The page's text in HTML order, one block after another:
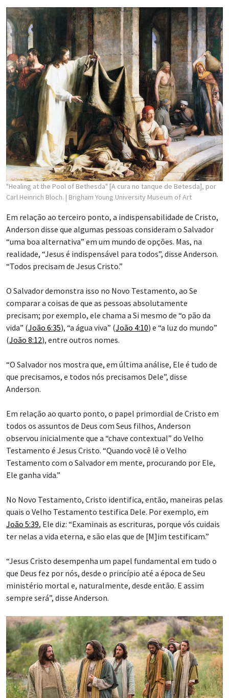
"Healing at the Pool of Bethesda" [A cura no tanque de Betesda], por
Carl Heinrich Bloch. | Brigham Young University Museum of Art
Em relação ao terceiro ponto, a indispensabilidade de Cristo,
Anderson disse que algumas pessoas consideram o Salvador
“uma boa alternativa” em um mundo de opções. Mas, na
realidade, “Jesus é indispensável para todos”, disse Anderson.
“Todos precisam de Jesus Cristo.”
O Salvador demonstra isso no Novo Testamento, ao Se
comparar a coisas de que as pessoas absolutamente
precisam; por exemplo, ele chama a Si mesmo de “o pão da
vida” (João 6:35), “a água viva” (João 4:10) e “a luz do mundo”
(João 8:12), entre outros nomes.
“O Salvador nos mostra que, em última análise, Ele é tudo de
que precisamos, e todos nós precisamos Dele”, disse
Anderson.
Em relação ao quarto ponto, o papel primordial de Cristo em
todos os assuntos de Deus com Seus filhos, Anderson
observou inicialmente que a “chave contextual” do Velho
Testamento é Jesus Cristo. “Quando você lê o Velho
Testamento com o Salvador em mente, procurando por Ele,
Ele ganha vida.”
No Novo Testamento, Cristo identifica, então, maneiras pelas
quais o Velho Testamento testifica Dele. Por exemplo, em
João 5:39, Ele diz: “Examinais as escrituras, porque vós cuidais
ter nelas a vida eterna, e são elas que de [M]im testificam.”
“Jesus Cristo desempenha um papel fundamental em tudo o
que Deus fez por nós, desde o princípio até a época de Seu
ministério mortal e, naturalmente, desde então. E assim
sempre será”, disse Anderson.